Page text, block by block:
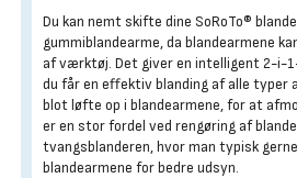
Du kan nemt skifte dine SoRoTo®
gummiblandearme, da blandearmene
af værktøj. Det giver en intelligent 2-i-
du får en effektiv blanding af alle typer
blot løfte op i blandearmene, for at
er en stor fordel ved rengøring af
tvangsblanderen, hvor man typisk
blandearmene for bedre udsyn.